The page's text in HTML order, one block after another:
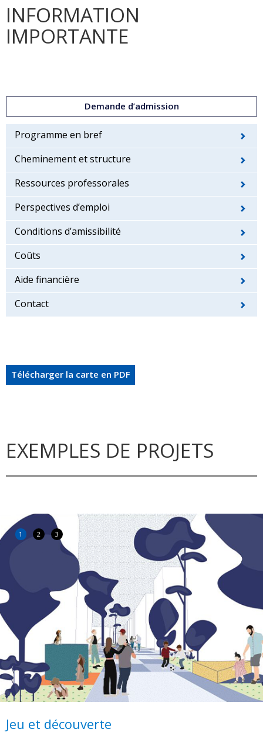
INFORMATION
IMPORTANTE
Demande d’admission
Programme en bref
Cheminement et structure
Ressources professorales
Perspectives d’emploi
Conditions d’amissibilité
Coûts
Aide financière
Contact
Télécharger la carte en PDF
EXEMPLES DE PROJETS
Jeu et découverte
1 2 3